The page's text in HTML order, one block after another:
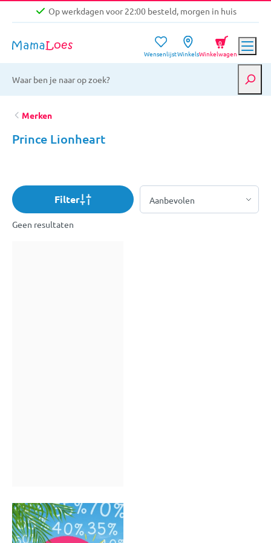
Op werkdagen voor 22:00 besteld, morgen in huis
Gratis verzending vanaf €39,-
Op werkdagen voor 22:00 besteld, morgen in huis
WensenlijstWinkelsWinkelwagen
0
Merken
Prince Lionheart
Filter
Geen resultaten